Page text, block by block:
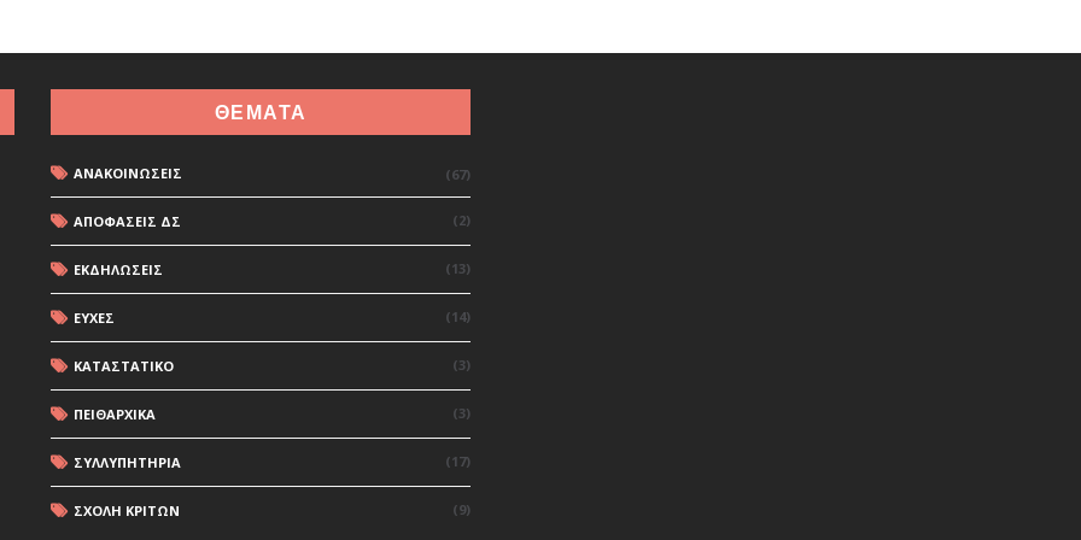
ΘΕΜΑΤΑ
ΑΝΑΚΟΙΝΩΣΕΙΣ (67)
ΑΠΟΦΑΣΕΙΣ ΔΣ (2)
ΕΚΔΗΛΩΣΕΙΣ (13)
ΕΥΧΕΣ (14)
ΚΑΤΑΣΤΑΤΙΚΟ (3)
ΠΕΙΘΑΡΧΙΚΑ (3)
ΣΥΛΛΥΠΗΤΗΡΙΑ (17)
ΣΧΟΛΗ ΚΡΙΤΩΝ (9)